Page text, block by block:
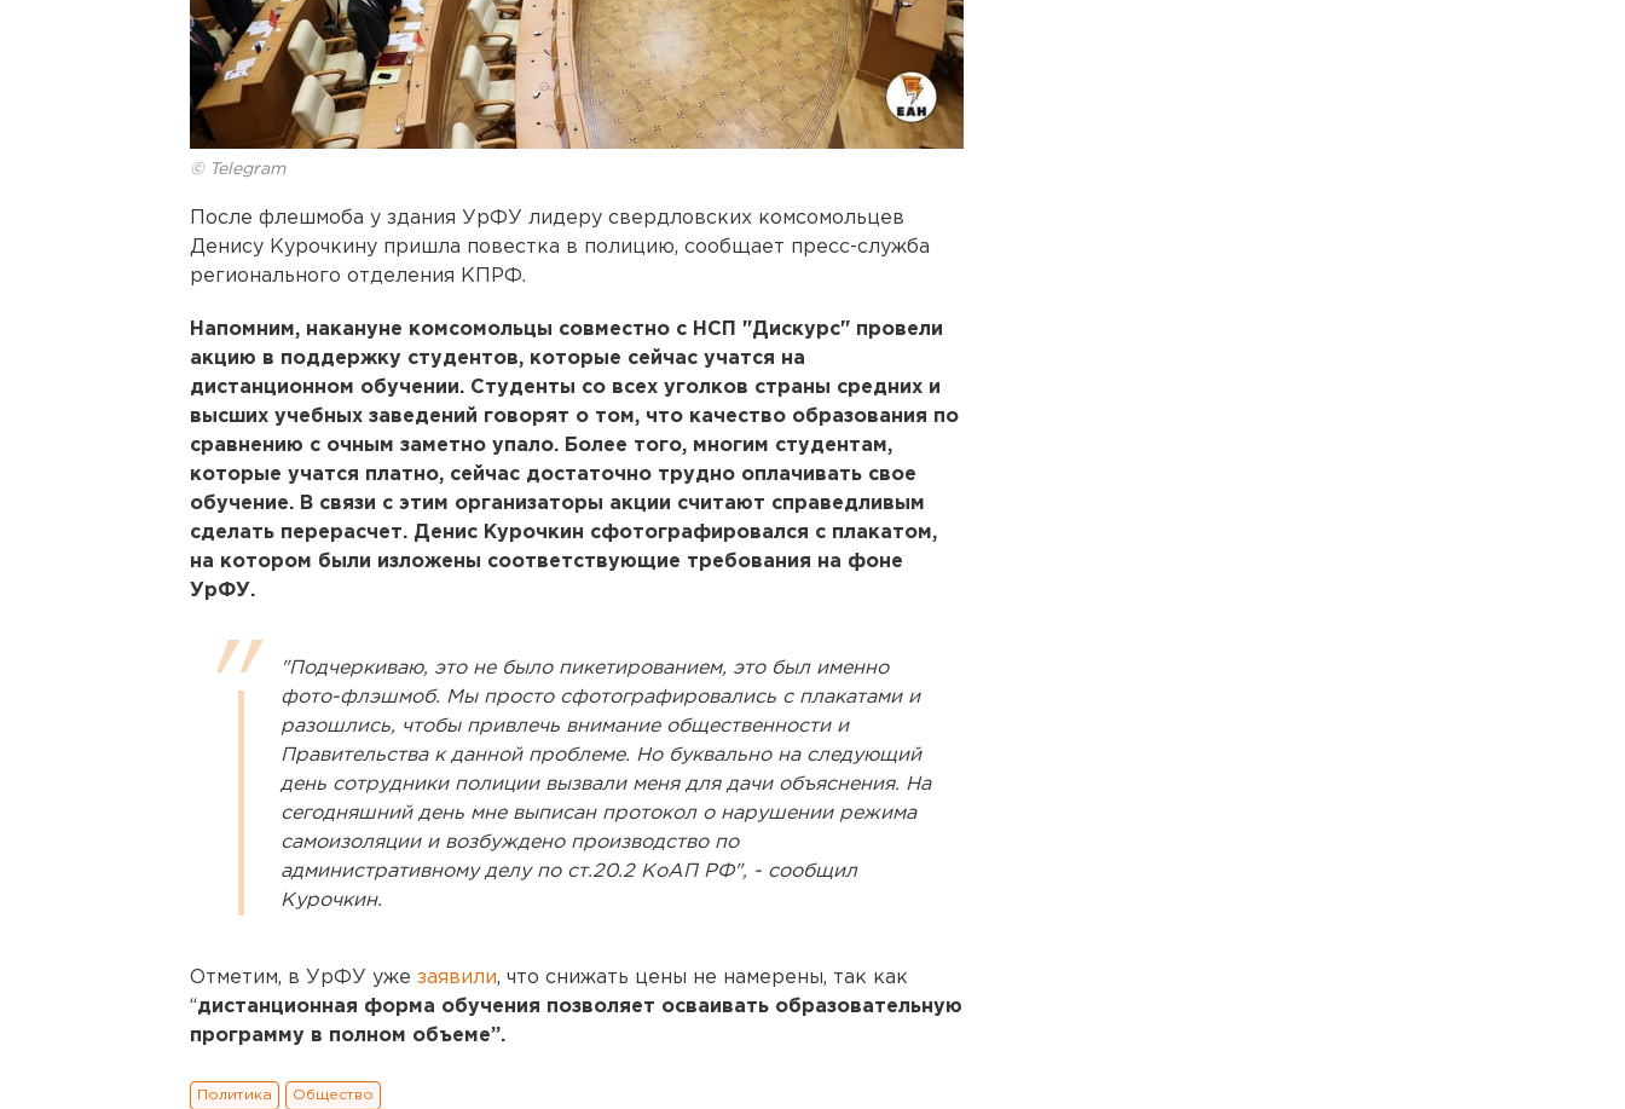
© Telegram
После флешмоба у здания УрФУ лидеру свердловских комсомольцев
Денису Курочкину пришла повестка в полицию, сообщает пресс-служба
регионального отделения КПРФ.
Напомним, накануне комсомольцы совместно с НСП "Дискурс" провели
акцию в поддержку студентов, которые сейчас учатся на
дистанционном обучении. Студенты со всех уголков страны средних и
высших учебных заведений говорят о том, что качество образования по
сравнению с очным заметно упало. Более того, многим студентам,
которые учатся платно, сейчас достаточно трудно оплачивать свое
обучение. В связи с этим организаторы акции считают справедливым
сделать перерасчет. Денис Курочкин сфотографировался с плакатом,
на котором были изложены соответствующие требования на фоне
УрФУ.
"Подчеркиваю, это не было пикетированием, это был именно
фото-флэшмоб. Мы просто сфотографировались с плакатами и
разошлись, чтобы привлечь внимание общественности и
Правительства к данной проблеме. Но буквально на следующий
день сотрудники полиции вызвали меня для дачи объяснения. На
сегодняшний день мне выписан протокол о нарушении режима
самоизоляции и возбуждено производство по
административному делу по ст.20.2 КоАП РФ", - сообщил
Курочкин.
Отметим, в УрФУ уже заявили, что снижать цены не намерены, так как
“дистанционная форма обучения позволяет осваивать образовательную
программу в полном объеме”.
Политика Общество